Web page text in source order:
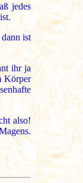
jedes
ist
ihr ja
Körper
also!